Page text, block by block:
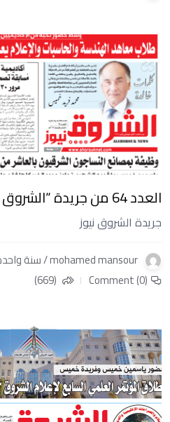
العدد 64 من جريدة “الشروق نيوز”
جريدة الشروق نيوز
mohamed mansour / سنة واحدة
Comment (0)
(669)